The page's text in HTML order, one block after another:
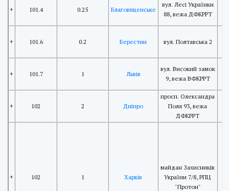
+ 101.4 0.25 Благовіщенське
вул. Лесі Українки
88, вежа ДФКРРТ
+ 101.6 0.2 Берестин вул. Полтавська 2
+ 101.7 1 Львів
вул. Високий замок
9, вежа ВФКРРТ
+ 102 2 Дніпро
просп. Олександра
Поля 93, вежа
ДФКРРТ
+ 102 1 Харків
майдан Захисників
України 7/8, РПЦ
"Протон"